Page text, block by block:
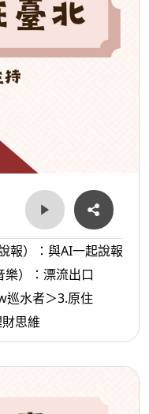
報）：與AI一起說報
巡水者＞3.原住
思維